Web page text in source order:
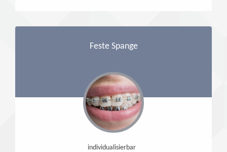
Feste Spange
individualisierbar